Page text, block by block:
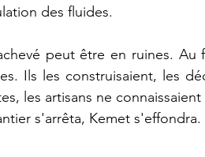
des fluides.
peut être en ruines. Au
Ils les construisaient, les
les artisans ne
s'arrêta, Kemet s'effondra.